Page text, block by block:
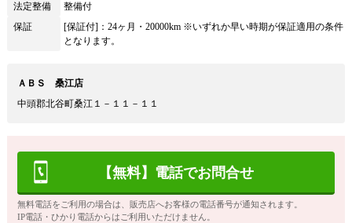
法定整備
整備付
保証
[保証付]：24ヶ月・20000km ※いずれか早い時期が保証適用の条件
となります。
ＡＢＳ 桑江店
中頭郡北谷町桑江１－１１－１１
【無料】電話でお問合せ
無料電話をご利用の場合は、販売店へお客様の電話番号が通知されます。
IP電話・ひかり電話からはご利用いただけません。